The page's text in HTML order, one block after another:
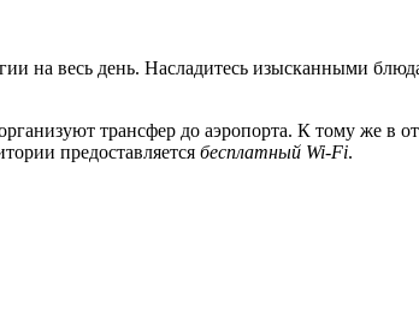
на весь день. Насладитесь изысканными
трансфер до аэропорта. К тому же в
предоставляется бесплатный Wi-Fi.